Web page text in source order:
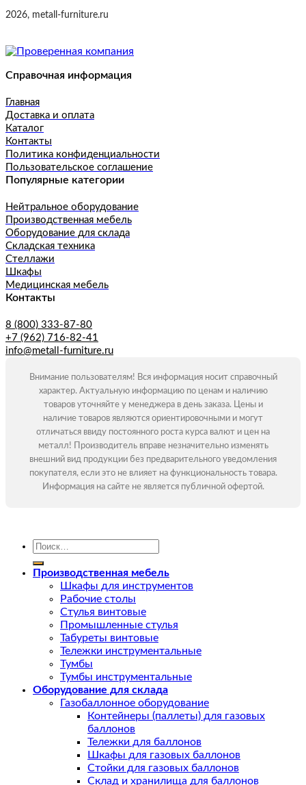
2026, metall-furniture.ru
Справочная информация
Главная
Доставка и оплата
Каталог
Контакты
Политика конфиденциальности
Пользовательское соглашение
Популярные категории
Нейтральное оборудование
Производственная мебель
Оборудование для склада
Складская техника
Стеллажи
Шкафы
Медицинская мебель
Контакты
8 (800) 333-87-80
+7 (962) 716-82-41
info@metall-furniture.ru
Внимание пользователям! Вся информация носит справочный
характер. Актуальную информацию по ценам и наличию
товаров уточняйте у менеджера в день заказа. Цены и
наличие товаров являются ориентировочными и могут
отличаться ввиду постоянного роста курса валют и цен на
металл! Производитель вправе незначительно изменять
внешний вид продукции без предварительного уведомления
покупателя, если это не влияет на функциональность товара.
Информация на сайте не является публичной офертой.
Искать:
Производственная мебель
Шкафы для инструментов
Рабочие столы
Стулья винтовые
Промышленные стулья
Табуреты винтовые
Тележки инструментальные
Тумбы
Тумбы инструментальные
Оборудование для склада
Газобаллонное оборудование
Контейнеры (паллеты) для газовых
баллонов
Тележки для баллонов
Шкафы для газовых баллонов
Стойки для газовых баллонов
Склад и хранилища для баллонов